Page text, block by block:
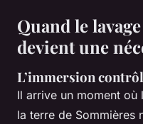
Quand le
devient une
L’immersion
Il arrive un moment où
la terre de Sommières